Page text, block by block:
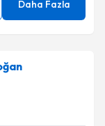
Daha Fazla